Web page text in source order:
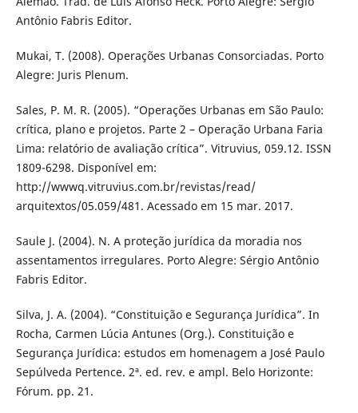
Antônio Fabris Editor.
Mukai, T. (2008). Operações Urbanas Consorciadas. Porto
Alegre: Juris Plenum.
Sales, P. M. R. (2005). “Operações Urbanas em São Paulo:
crítica, plano e projetos. Parte 2 – Operação Urbana Faria
Lima: relatório de avaliação crítica”. Vitruvius, 059.12. ISSN
1809-6298. Disponível em:
http://wwwq.vitruvius.com.br/revistas/read/
arquitextos/05.059/481. Acessado em 15 mar. 2017.
Saule J. (2004). N. A proteção jurídica da moradia nos
assentamentos irregulares. Porto Alegre: Sérgio Antônio
Fabris Editor.
Silva, J. A. (2004). “Constituição e Segurança Jurídica”. In
Rocha, Carmen Lúcia Antunes (Org.). Constituição e
Segurança Jurídica: estudos em homenagem a José Paulo
Sepúlveda Pertence. 2ª. ed. rev. e ampl. Belo Horizonte:
Fórum. pp. 21.